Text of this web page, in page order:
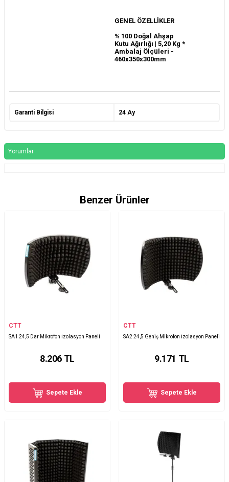
GENEL ÖZELLİKLER
% 100 Doğal Ahşap
Kutu Ağırlığı | 5,20 Kg *
Ambalaj Ölçüleri -
460x350x300mm
Garanti Bilgisi 24 Ay
Yorumlar
Benzer Ürünler
CTT
SA1 24,5 Dar Mikrofon İzolasyon Paneli
8.206 TL
Sepete Ekle
CTT
SA2 24,5 Geniş Mikrofon İzolasyon Paneli
9.171 TL
Sepete Ekle